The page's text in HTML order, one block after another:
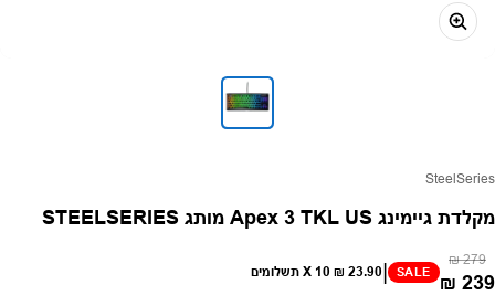
ספק:
SteelSeries
מקלדת גיימינג Apex 3 TKL US מותג STEELSERIES
מחיר רגיל279 ₪מחיר מבצע
239 ₪
SALE
|
23.90 ₪ X 10 תשלומים